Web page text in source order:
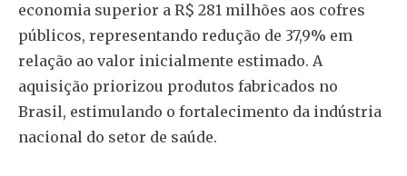
economia superior a R$ 281 milhões aos cofres
públicos, representando redução de 37,9% em
relação ao valor inicialmente estimado. A
aquisição priorizou produtos fabricados no
Brasil, estimulando o fortalecimento da indústria
nacional do setor de saúde.